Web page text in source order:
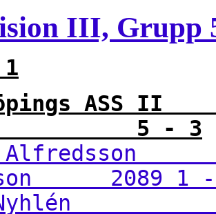
III, Grupp
1
5 - 3
Alfredsson
2089 1
Nyhlén